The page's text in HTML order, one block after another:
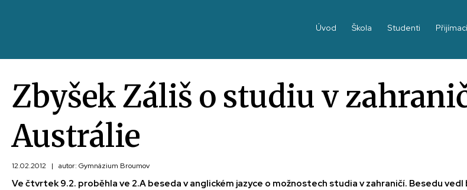
Úvod Škola Studenti
Zbyšek Záliš o studiu v
Austrálie
12.02.2012 | autor: Gymnázium Broumov
Ve čtvrtek 9.2. proběhla ve 2.A beseda v anglickém jazyce o možnostech studia v zahraničí. Besedu